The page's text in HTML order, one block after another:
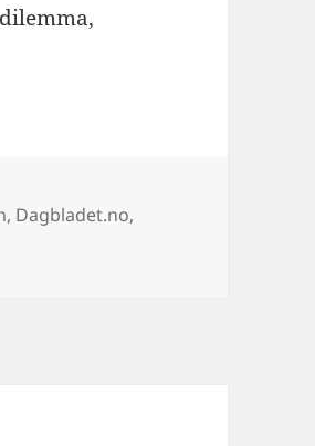
, Dagbladet.no,
og tomt for dop blues